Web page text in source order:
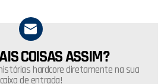
COISAS ASSIM?
hardcore diretamente na sua
caixa de entrada!